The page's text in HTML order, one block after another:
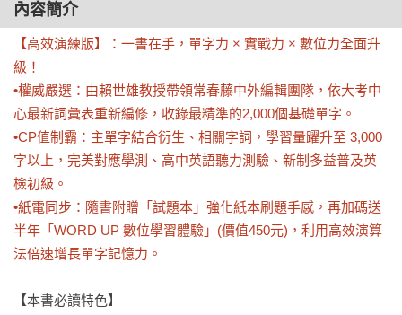
內容簡介
【高效演練版】：一書在手，單字力 × 實戰力 × 數位力全面升
級！
•權威嚴選：由賴世雄教授帶領常春藤中外編輯團隊，依大考中
心最新詞彙表重新編修，收錄最精準的2,000個基礎單字。
•CP值制霸：主單字結合衍生、相關字詞，學習量躍升至 3,000
字以上，完美對應學測、高中英語聽力測驗、新制多益普及英
檢初級。
•紙電同步：隨書附贈「試題本」強化紙本刷題手感，再加碼送
半年「WORD UP 數位學習體驗」(價值450元)，利用高效演算
法倍速增長單字記憶力。
【本書必讀特色】